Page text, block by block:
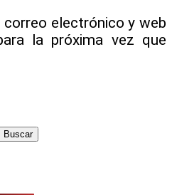
correo electrónico y web
la próxima vez que
Buscar